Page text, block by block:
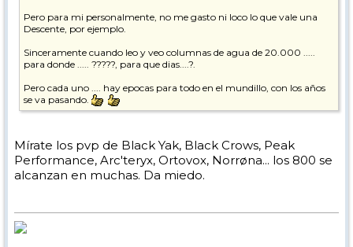
Pero para mi personalmente, no me gasto ni loco lo que vale una
Descente, por ejemplo.
Sinceramente cuando leo y veo columnas de agua de 20.000 .....
para donde ..... ?????, para que dias....?.
Pero cada uno .... hay epocas para todo en el mundillo, con los años
se va pasando.
Mírate los pvp de Black Yak, Black Crows, Peak
Performance, Arc'teryx, Ortovox, Norrøna... los 800 se
alcanzan en muchas. Da miedo.